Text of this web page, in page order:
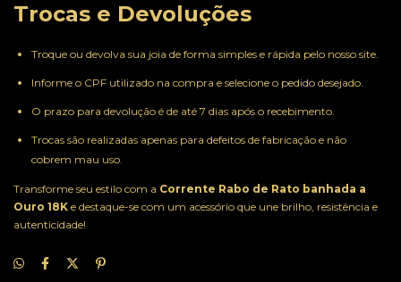
Trocas e Devoluções
Troque ou devolva sua joia de forma simples e rápida pelo nosso site.
Informe o CPF utilizado na compra e selecione o pedido desejado.
O prazo para devolução é de até 7 dias após o recebimento.
Trocas são realizadas apenas para defeitos de fabricação e não
cobrem mau uso.
Transforme seu estilo com a Corrente Rabo de Rato banhada a
Ouro 18K e destaque-se com um acessório que une brilho, resistência e
autenticidade!